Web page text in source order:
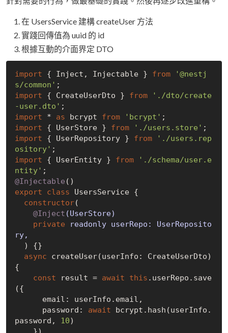
在 UsersService 建構 createUser 方法
實踐回傳值為 uuid 的 id
根據互動的介面界定 DTO
import { Inject, Injectable } from
'@nestj
s/common'
import { CreateUserDto } from
'./dto/create
-user.dto'
import * as bcrypt from 'bcrypt'
import { UserStore } from './users.store'
import { UserRepository } from
'./users.rep
ository'
import { UserEntity } from
'./schema/user.e
ntity'
@Injectable
export
class UsersService {
constructor(
@Inject (UserStore)
private readonly userRepo: UserReposito
ry,
) {}
async createUser(userInfo: CreateUserDto)
{
const result = await this .userRepo.save
({
      password:
await bcrypt.hash(userInfo.
password, 10)